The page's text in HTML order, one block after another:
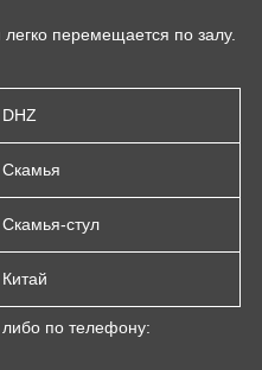
перемещается по залу.
DHZ
Скамья
Скамья-стул
Китай
по телефону: